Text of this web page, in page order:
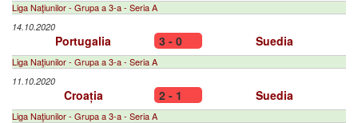
Liga Naţiunilor - Grupa a 3-a - Seria A
14.10.2020
Portugalia 3 - 0 Suedia
Liga Naţiunilor - Grupa a 3-a - Seria A
11.10.2020
Croația 2 - 1 Suedia
Liga Naţiunilor - Grupa a 3-a - Seria A